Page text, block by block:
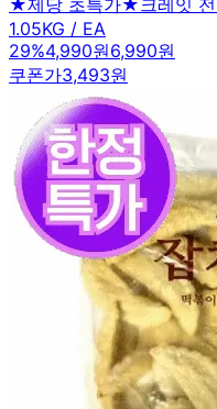
1.05KG / EA
29%4,990원6,990원
쿠폰가3,493원